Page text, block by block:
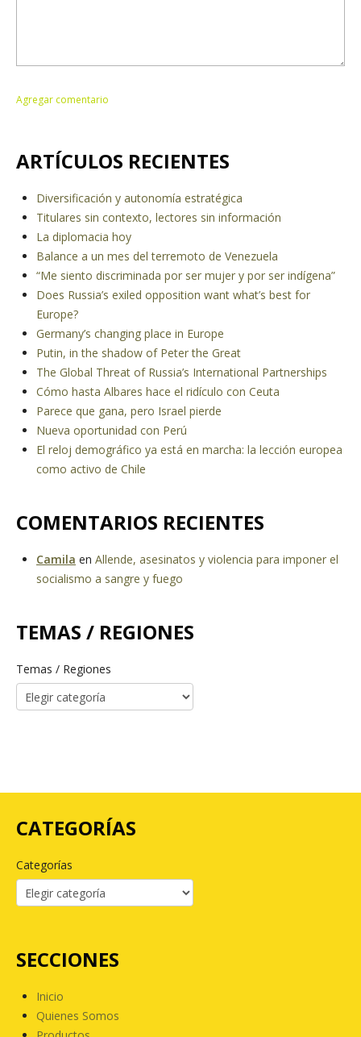
ARTÍCULOS RECIENTES
Diversificación y autonomía estratégica
Titulares sin contexto, lectores sin información
La diplomacia hoy
Balance a un mes del terremoto de Venezuela
“Me siento discriminada por ser mujer y por ser indígena”
Does Russia’s exiled opposition want what’s best for
Europe?
Germany’s changing place in Europe
Putin, in the shadow of Peter the Great
The Global Threat of Russia’s International Partnerships
Cómo hasta Albares hace el ridículo con Ceuta
Parece que gana, pero Israel pierde
Nueva oportunidad con Perú
El reloj demográfico ya está en marcha: la lección europea
como activo de Chile
COMENTARIOS RECIENTES
Camila en Allende, asesinatos y violencia para imponer el
socialismo a sangre y fuego
TEMAS / REGIONES
Temas / Regiones
CATEGORÍAS
Categorías
SECCIONES
Inicio
Quienes Somos